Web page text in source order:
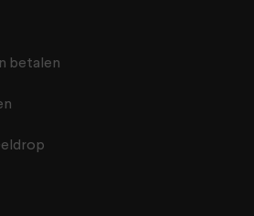
betalen